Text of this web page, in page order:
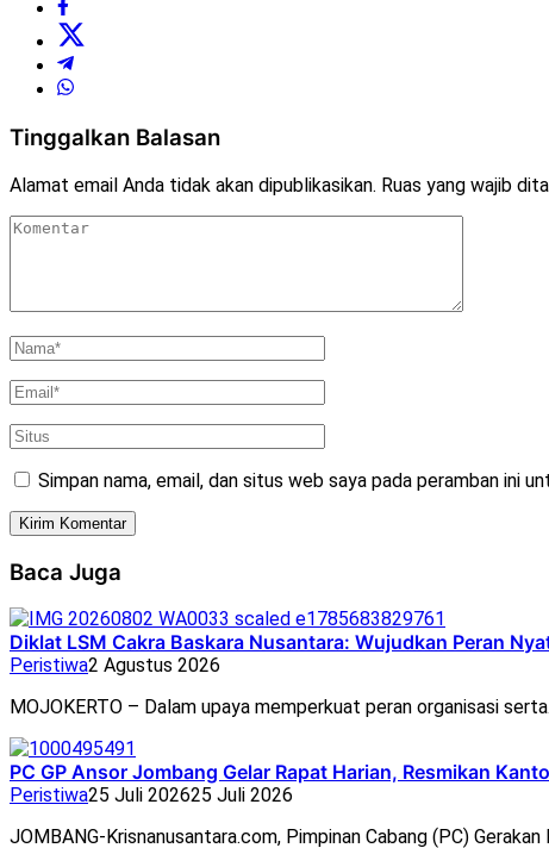
Tinggalkan Balasan
Alamat email Anda tidak akan dipublikasikan. Ruas yang wajib
Simpan nama, email, dan situs web saya pada peramban ini
Baca Juga
Diklat LSM Cakra Baskara Nusantara: Wujudkan Peran
Peristiwa2 Agustus 2026
MOJOKERTO – Dalam upaya memperkuat peran organisasi
PC GP Ansor Jombang Gelar Rapat Harian, Resmikan
Peristiwa25 Juli 202625 Juli 2026
JOMBANG-Krisnanusantara.com, Pimpinan Cabang (PC)